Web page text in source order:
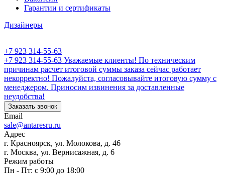
Гарантии и сертификаты
Дизайнеры
+7 923 314-55-63
+7 923 314-55-63 Уважаемые клиенты! По техническим
причинам расчет итоговой суммы заказа сейчас работает
некорректно! Пожалуйста, согласовывайте итоговую сумму с
менеджером. Приносим извинения за доставленные
неудобства!
Заказать звонок
Email
sale@antaresru.ru
Адрес
г. Красноярск, ул. Молокова, д. 46
г. Москва, ул. Вернисажная, д. 6
Режим работы
Пн - Пт: с 9:00 до 18:00